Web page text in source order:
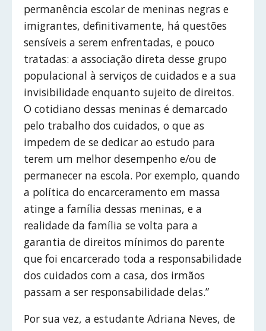
permanência escolar de meninas negras e
imigrantes, definitivamente, há questões
sensíveis a serem enfrentadas, e pouco
tratadas: a associação direta desse grupo
populacional à serviços de cuidados e a sua
invisibilidade enquanto sujeito de direitos.
O cotidiano dessas meninas é demarcado
pelo trabalho dos cuidados, o que as
impedem de se dedicar ao estudo para
terem um melhor desempenho e/ou de
permanecer na escola. Por exemplo, quando
a política do encarceramento em massa
atinge a família dessas meninas, e a
realidade da família se volta para a
garantia de direitos mínimos do parente
que foi encarcerado toda a responsabilidade
dos cuidados com a casa, dos irmãos
passam a ser responsabilidade delas.”
Por sua vez, a estudante Adriana Neves, de